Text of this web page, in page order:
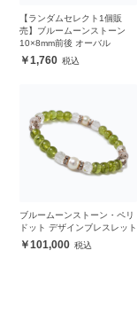
【ランダムセレクト1個販
売】ブルームーンストーン
10×8mm前後 オーバル
1,760
ブルームーンストーン・ペリ
ドット デザインブレスレット
101,000